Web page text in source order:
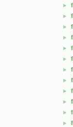
►
►
►
►
►
►
►
►
►
►
►
►